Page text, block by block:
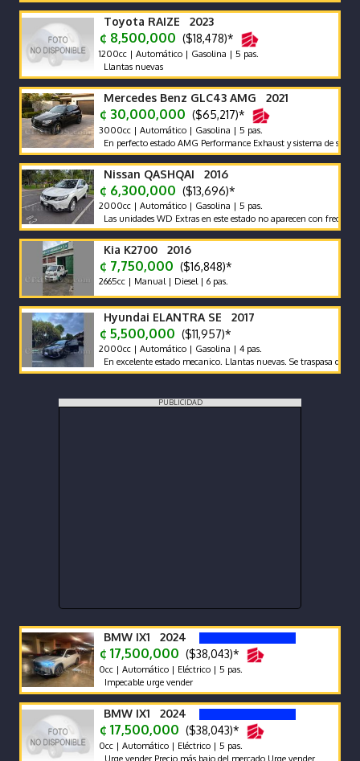
Toyota RAIZE 2023
¢ 8,500,000 ($18,478)*
1200cc | Automático | Gasolina | 5 pas.
Llantas nuevas
Mercedes Benz GLC43 AMG 2021
¢ 30,000,000 ($65,217)*
3000cc | Automático | Gasolina | 5 pas.
En perfecto estado AMG Performance Exhaust y sistema de sonido
Nissan QASHQAI 2016
¢ 6,300,000 ($13,696)*
2000cc | Automático | Gasolina | 5 pas.
Las unidades WD Extras en este estado no aparecen con frecuencia
Kia K2700 2016
¢ 7,750,000 ($16,848)*
2665cc | Manual | Diesel | 6 pas.
Hyundai ELANTRA SE 2017
¢ 5,500,000 ($11,957)*
2000cc | Automático | Gasolina | 4 pas.
En excelente estado mecanico. Llantas nuevas. Se traspasa deuda de
PUBLICIDAD
BMW IX1 2024
¢ 17,500,000 ($38,043)*
0cc | Automático | Eléctrico | 5 pas.
Impecable urge vender
BMW IX1 2024
¢ 17,500,000 ($38,043)*
0cc | Automático | Eléctrico | 5 pas.
Urge vender Precio más bajo del mercado Urge vender